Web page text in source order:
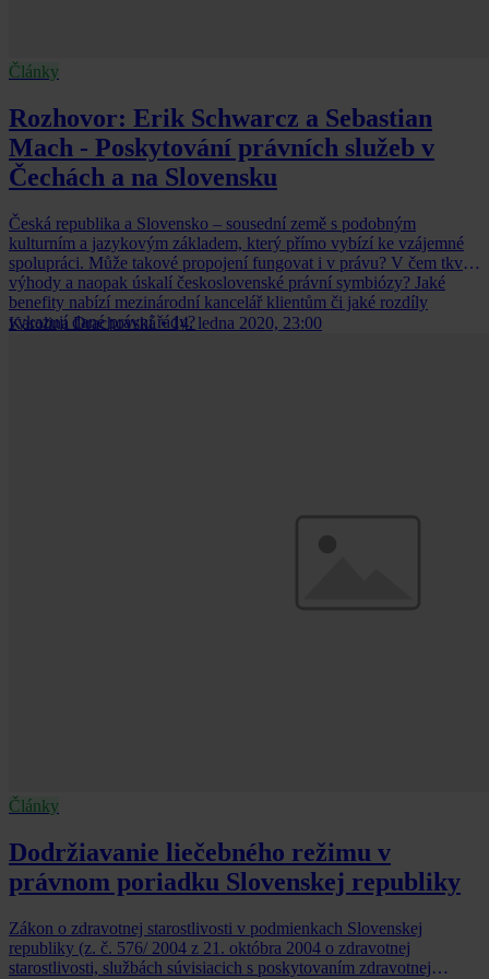
Články
Rozhovor: Erik Schwarcz a Sebastian
Mach - Poskytování právních služeb v
Čechách a na Slovensku
Česká republika a Slovensko – sousední země s podobným
kulturním a jazykovým základem, který přímo vybízí ke vzájemné
spolupráci. Může takové propojení fungovat i v právu? V čem tkví
výhody a naopak úskalí československé právní symbiózy? Jaké
benefity nabízí mezinárodní kancelář klientům či jaké rozdíly
vykazují dané právní řády?
Karolina Drachovská • 14. ledna 2020, 23:00
Články
Dodržiavanie liečebného režimu v
právnom poriadku Slovenskej republiky
Zákon o zdravotnej starostlivosti v podmienkach Slovenskej
republiky (z. č. 576/ 2004 z 21. októbra 2004 o zdravotnej
starostlivosti, službách súvisiacich s poskytovaním zdravotnej